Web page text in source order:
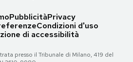
PubblicitàPrivacy
Condizioni d'uso
di accessibilità
presso il Tribunale di Milano, 419 del